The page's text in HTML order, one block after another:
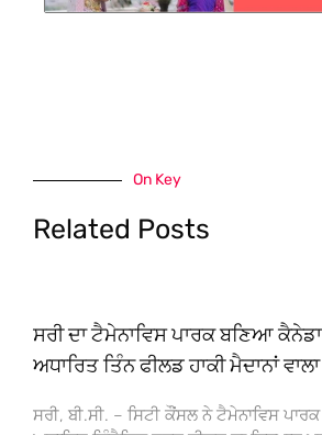
On Key
Related Posts
ਸਰੀ ਦਾ ਟੈਮੇਨਾਵਿਸ ਪਾਰਕ ਬਣਿਆ ਕੈਨੇਡਾ
ਅਧਾਰਿਤ ਤਿੰਨ ਫੀਲਡ ਹਾਕੀ ਮੈਦਾਨਾਂ
ਸਰੀ, ਬੀ.ਸੀ. – ਸਿਟੀ ਕੌਂਸਲ ਨੇ ਟੈਮੇਨਾਵਿਸ